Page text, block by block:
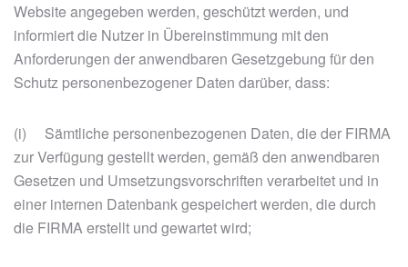
Website angegeben werden, geschützt werden, und
informiert die Nutzer in Übereinstimmung mit den
Anforderungen der anwendbaren Gesetzgebung für den
Schutz personenbezogener Daten darüber, dass:
(i) Sämtliche personenbezogenen Daten, die der FIRMA
zur Verfügung gestellt werden, gemäß den anwendbaren
Gesetzen und Umsetzungsvorschriften verarbeitet und in
einer internen Datenbank gespeichert werden, die durch
die FIRMA erstellt und gewartet wird;